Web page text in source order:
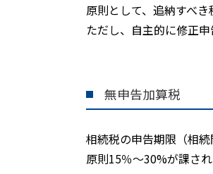
原則として、追納すべき
ただし、自主的に修正
無申告加算税
相続税の申告期限（相続
原則15％〜30%が課さ